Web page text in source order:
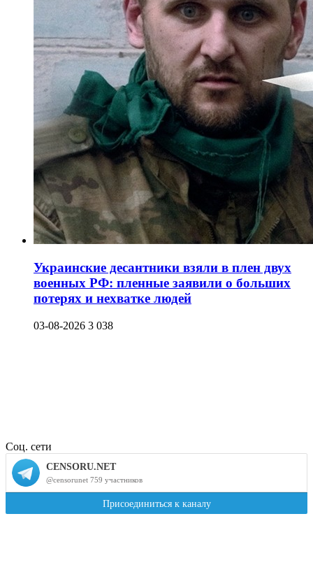
Украинские десантники взяли в плен двух
военных РФ: пленные заявили о больших
потерях и нехватке людей
03-08-2026 3 038
Соц. сети